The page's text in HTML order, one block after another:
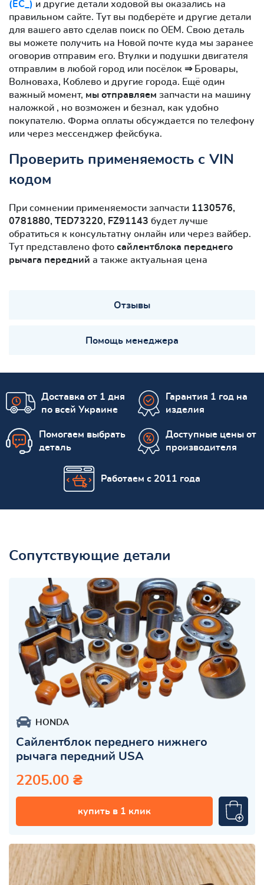
(EC_) и другие детали ходовой вы оказались на
правильном сайте. Тут вы подберёте и другие детали
для вашего авто сделав поиск по OEM. Свою деталь
вы можете получить на Новой почте куда мы заранее
оговорив отправим его. Втулки и подушки двигателя
отправлим в любой город или посёлок ⇒ Бровары,
Волноваха, Коблево и другие города. Ещё один
важный момент, мы отправляем запчасти на машину
наложкой , но возможен и безнал, как удобно
покупателю. Форма оплаты обсуждается по телефону
или через мессенджер фейсбука.
Проверить применяемость с VIN
кодом
При сомнении применяемости запчасти 1130576,
0781880, TED73220, FZ91143 будет лучше
обратиться к консультатну онлайн или через вайбер.
Тут представлено фото сайлентблокa переднего
рычага передний а также актуальная цена
Отзывы
Помощь менеджера
Доставка от 1 дня
по всей Украине
Гарантия 1 год на
изделия
Помогаем выбрать
деталь
Доступные цены от
производителя
Работаем с 2011 года
Сопутствующие детали
HONDA
Сайлентблок переднего нижнего
рычага передний USA
2205.00 ₴
купить в 1 клик